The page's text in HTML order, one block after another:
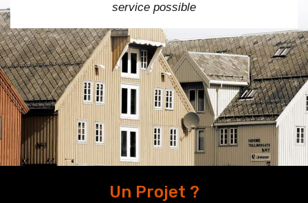
service possible
Un Projet ?